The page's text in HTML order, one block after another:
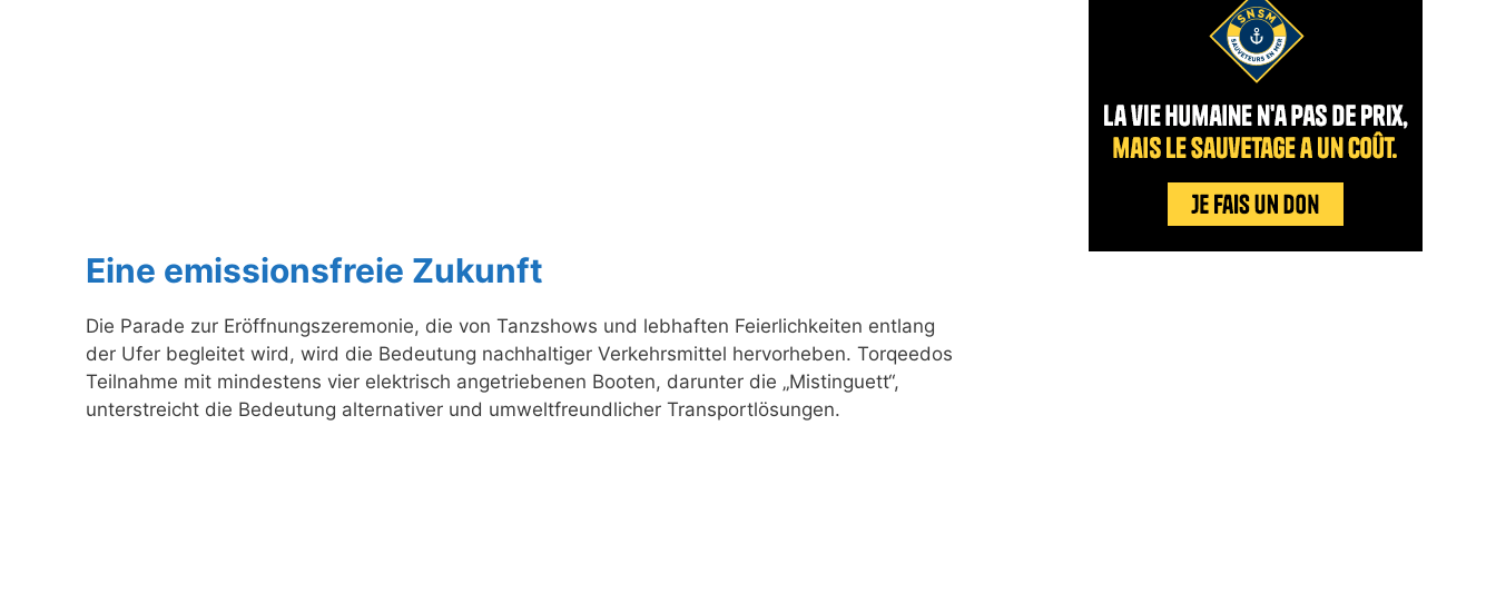
Eine emissionsfreie Zukunft
Die Parade zur Eröffnungszeremonie, die von Tanzshows und lebhaften Feierlichkeiten entlang
der Ufer begleitet wird, wird die Bedeutung nachhaltiger Verkehrsmittel hervorheben. Torqeedos
Teilnahme mit mindestens vier elektrisch angetriebenen Booten, darunter die „Mistinguett“,
unterstreicht die Bedeutung alternativer und umweltfreundlicher Transportlösungen.